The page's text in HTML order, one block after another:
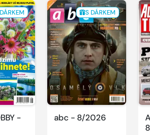
-
S DÁRKEM
abc - 8/2026